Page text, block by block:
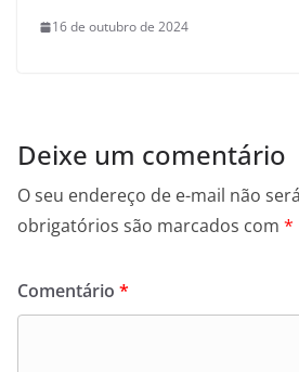
16 de outubro de 2024
Deixe um comentário
O seu endereço de e-mail não
obrigatórios são marcados com *
Comentário *